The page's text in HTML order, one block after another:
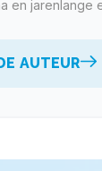
en jarenlange
weet
AUTEUR